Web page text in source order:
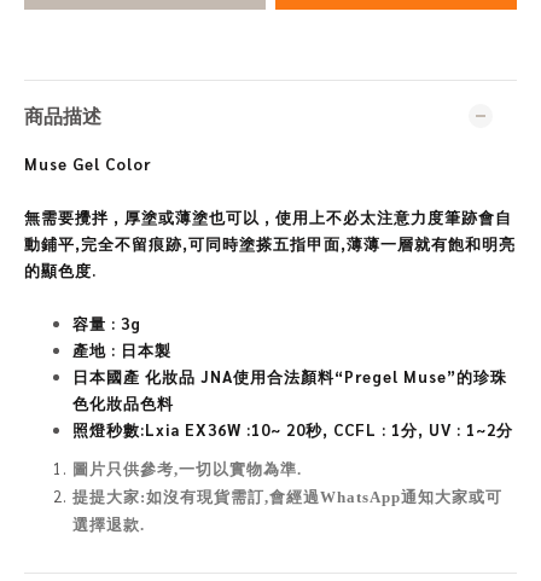
商品描述
Muse Gel Color
無需要攪拌 , 厚塗或薄塗也可以 , 使用上不必太注意力度筆跡會自
動鋪平,完全不留痕跡,可同時塗搽五指甲面,薄薄一層就有飽和明亮
的顯色度.
容量 : 3g
產地 : 日本製
日本國產 化妝品 JNA使用合法顏料“Pregel Muse”的珍珠
色化妝品色料
照燈秒數:Lxia EX36W :10~ 20秒, CCFL : 1分, UV : 1~2分
圖片只供參考,一切以實物為準.
提提大家:如沒有現貨需訂,會經過WhatsApp通知大家或可
選擇退款.